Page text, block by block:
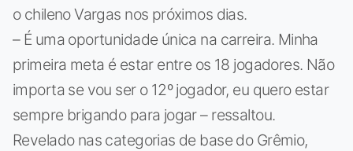
o chileno Vargas nos próximos dias.
– É uma oportunidade única na carreira. Minha
primeira meta é estar entre os 18 jogadores. Não
importa se vou ser o 12º jogador, eu quero estar
sempre brigando para jogar – ressaltou.
Revelado nas categorias de base do Grêmio,